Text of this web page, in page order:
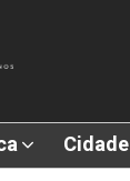
Cidade